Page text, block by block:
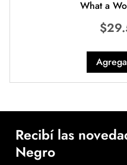
What a
$
Recibí las
Negro